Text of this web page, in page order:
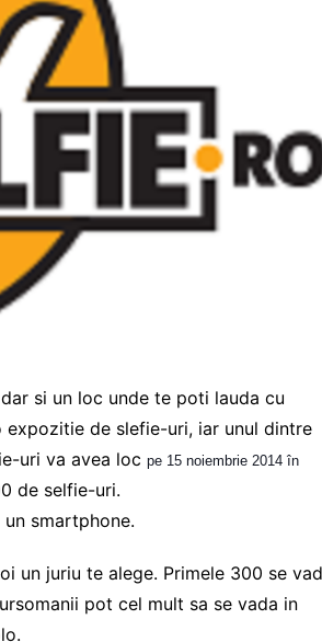
si un loc unde te poti lauda cu
de slefie-uri, iar unul dintre
uri va avea loc pe 15 noiembrie 2014 în
de selfie-uri.
smartphone.
un juriu te alege. Primele 300 se vad
pot cel mult sa se vada in